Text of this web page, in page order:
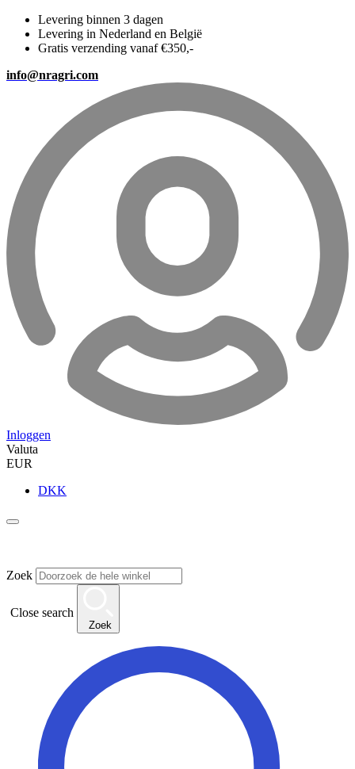
Levering binnen 3 dagen
Levering in Nederland en België
Gratis verzending vanaf €350,-
info@nragri.com
Inloggen
Valuta
EUR
DKK
Zoek
Close search
Zoek